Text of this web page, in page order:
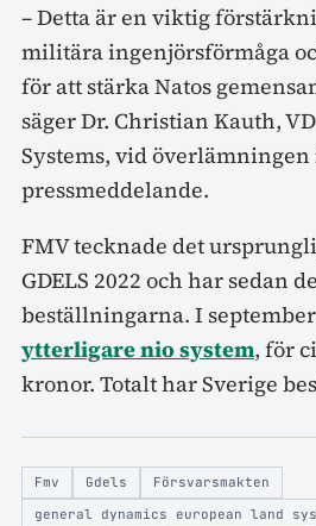
– Detta är en viktig
militära ingenjörsförmåga
för att stärka Natos
säger Dr. Christian Kauth,
Systems, vid överlämningen
pressmeddelande.
FMV tecknade det
GDELS 2022 och har sedan
beställningarna. I
ytterligare nio system, för
kronor. Totalt har Sverige
Fmv Gdels
Försvarsmakten
general dynamics european land